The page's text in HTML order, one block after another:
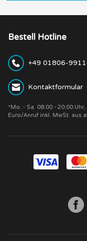
Bestell Hotline
+49 01806-
Kontaktformular
*Mo. - Sa. 08:00 - 20:00
Euro/Anruf inkl. MwSt. aus